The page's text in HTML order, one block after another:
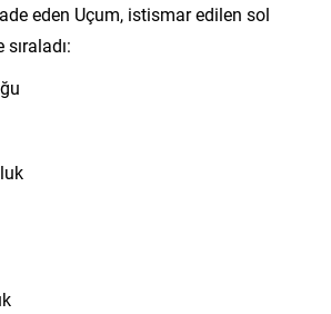
eden Uçum, istismar edilen sol
sıraladı: